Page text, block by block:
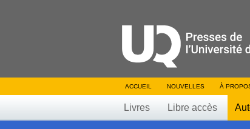
ACCUEIL NOUVELLES À
Livres Libre accès